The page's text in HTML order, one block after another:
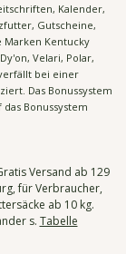
Kalender,
Gutscheine,
Marken Kentucky
Velari, Polar,
bei einer
Das Bonussystem
Bonussystem
Versand ab 129
für Verbraucher,
ab 10 kg.
s. Tabelle